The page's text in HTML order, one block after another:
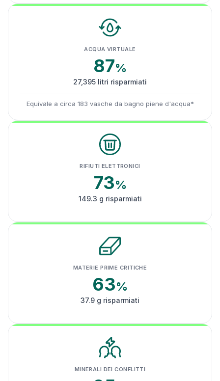
ACQUA VIRTUALE
87%
27,395 litri risparmiati
Equivale a circa 183 vasche da bagno piene d'acqua*
RIFIUTI ELETTRONICI
73%
149.3 g risparmiati
MATERIE PRIME CRITICHE
63%
37.9 g risparmiati
MINERALI DEI CONFLITTI